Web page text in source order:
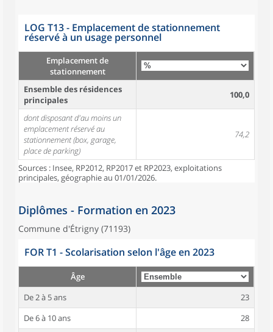
LOG T13 - Emplacement de stationnement
réservé à un usage personnel
Emplacement de
stationnement
Ensemble des résidences
principales
100,0
dont disposant d'au moins un
emplacement réservé au
stationnement (box, garage,
place de parking)
74,2
Sources : Insee, RP2012, RP2017 et RP2023, exploitations
principales, géographie au 01/01/2026.
Diplômes - Formation en 2023
Commune d'Étrigny (71193)
FOR T1 - Scolarisation selon l'âge en 2023
Âge
De 2 à 5 ans
23
De 6 à 10 ans
28